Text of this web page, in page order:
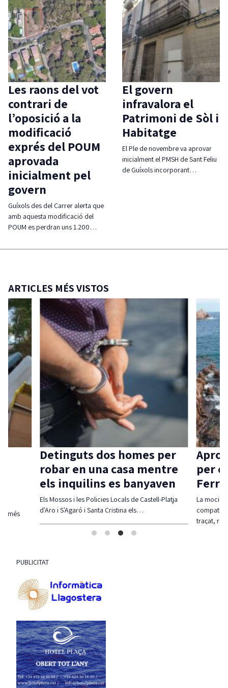
Les raons del vot
contrari de
l’oposició a la
modificació
exprés del POUM
aprovada
inicialment pel
govern
Guíxols des del Carrer alerta que
amb aquesta modificació del
POUM es perdran uns 1.200…
El govern
infravalora el
Patrimoni de Sòl i
Habitatge
El Ple de novembre va aprovar
inicialment el PMSH de Sant Feliu
de Guíxols incorporant…
ARTICLES MÉS VISTOS
més
Detinguts dos homes per
robar en una casa mentre
els inquilins es banyaven
Els Mossos i les Policies Locals de Castell-Platja
d'Aro i S'Agaró i Santa Cristina els…
per
La moció
traçat,
PUBLICITAT